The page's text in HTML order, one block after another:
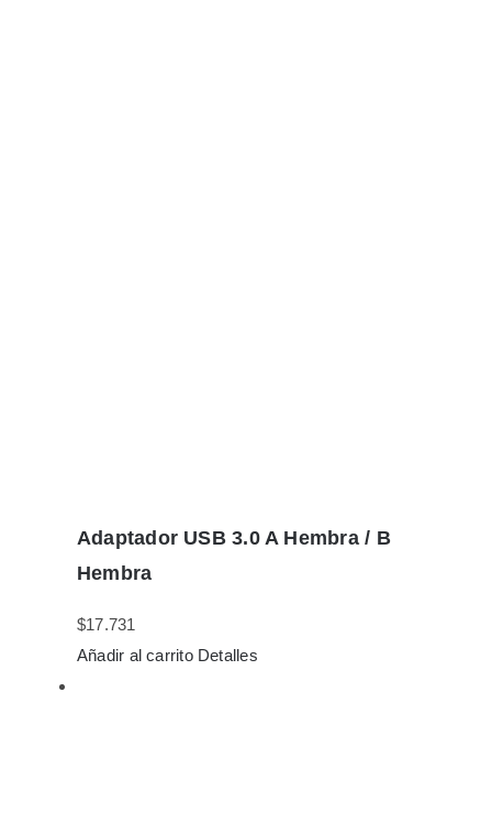
Adaptador USB 3.0 A Hembra / B
Hembra
$17.731
Añadir al carrito Detalles